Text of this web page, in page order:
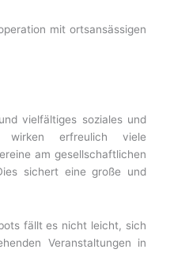
mit ortsansässigen
vielfältiges soziales und
wirken erfreulich viele
am gesellschaftlichen
sichert eine große und
fällt es nicht leicht, sich
Veranstaltungen in